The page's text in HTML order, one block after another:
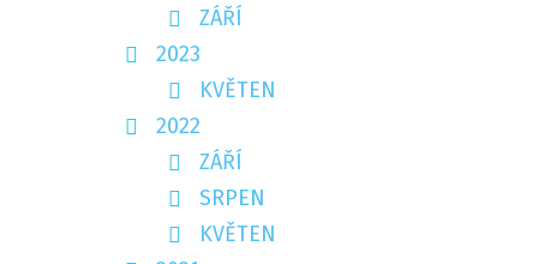
ZÁŘÍ
2023
KVĚTEN
2022
ZÁŘÍ
SRPEN
KVĚTEN